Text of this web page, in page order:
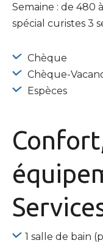
Semaine : de 480
spécial curistes 3
Chèque
Chèque-
Espèces
1 salle de bain